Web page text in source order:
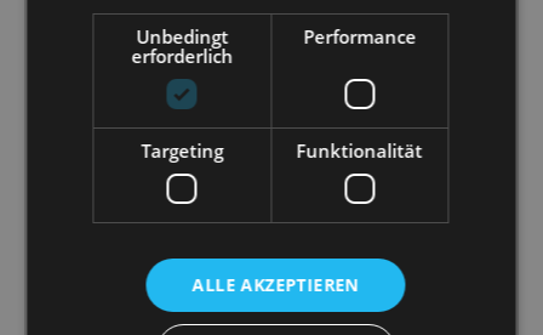
[…] ab den ersten Minutenbannt die Produktion –
egal, ob Groß oder Klein, ob Laie oder Experte. […]
Mit überbordenden Ideen charakterisieren er
(Stopka) und sein Kreativteam die magischen Wesen
wie das drollig zaghaft bis überraschend mutig
wuselnde Weiße Kaninchen, die orientalisch anmutig
formierte Blaue Raupe, die virtuos springende und
samtig schleichende Grinsekatze und die zackigen
originell sind Masken und Kostüme.
[…] Auch Helbigs Musik reißt sofort mit, ist treibend
Unbedingt
erforderlich
Performance
Targeting Funktionalität
ALLE AKZEPTIEREN